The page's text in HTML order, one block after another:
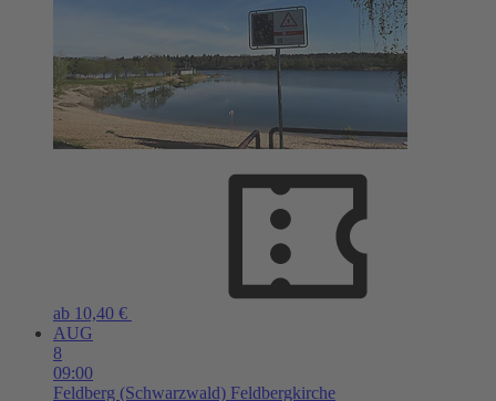
ab 10,40 €
AUG
8
09:00
Feldberg (Schwarzwald) Feldbergkirche